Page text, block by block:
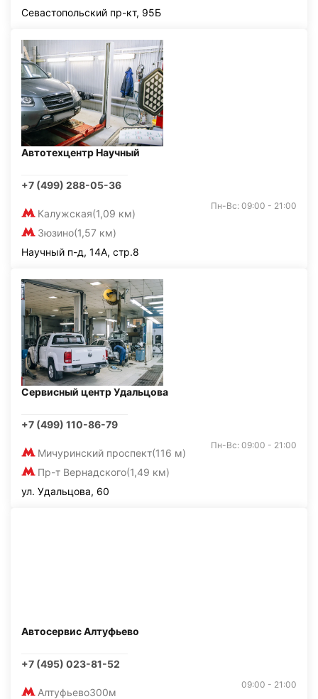
Севастопольский пр-кт, 95Б
Автотехцентр Научный
+7 (499) 288-05-36
Калужская(1,09 км)
Зюзино(1,57 км)
Пн-Вс: 09:00 - 21:00
Научный п-д, 14А, стр.8
Сервисный центр Удальцова
+7 (499) 110-86-79
Мичуринский проспект(116 м)
Пр-т Вернадского(1,49 км)
Пн-Вс: 09:00 - 21:00
ул. Удальцова, 60
Автосервис Алтуфьево
+7 (495) 023-81-52
Алтуфьево300м
09:00 - 21:00